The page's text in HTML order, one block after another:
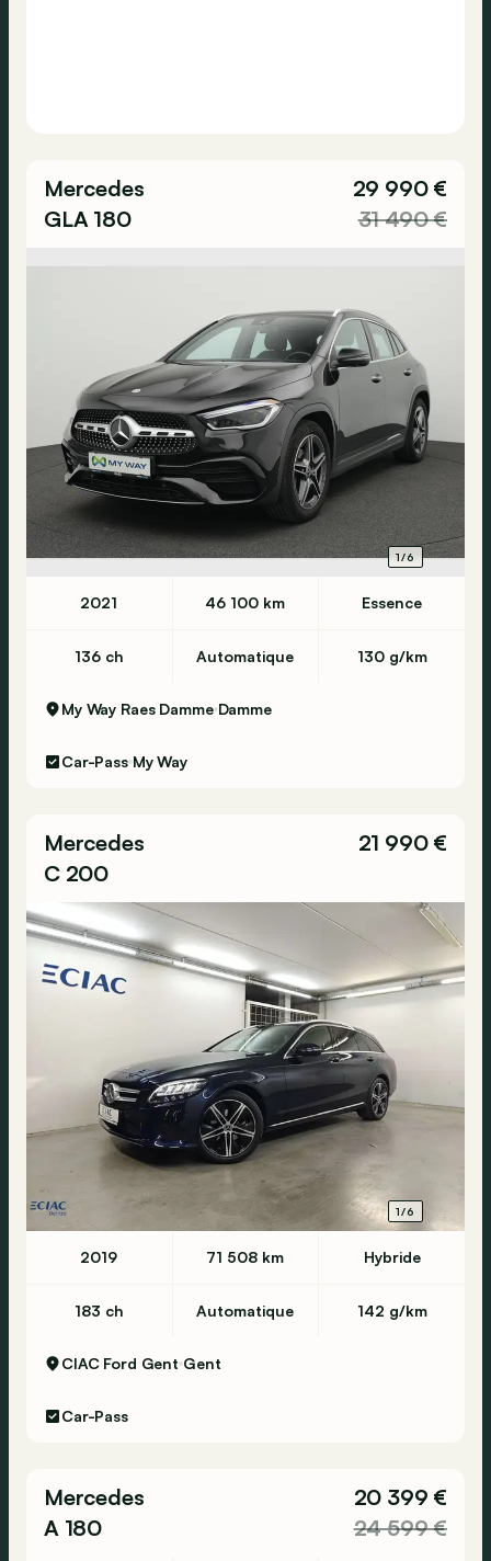
Mercedes
GLA 180
29 990 €
31 490 €
1/6
2021 46 100 km Essence
136 ch Automatique 130 g/km
My Way Raes Damme Damme
Car-Pass My Way
Mercedes
C 200
21 990 €
1/6
2019 71 508 km Hybride
183 ch Automatique 142 g/km
CIAC Ford Gent Gent
Car-Pass
Mercedes
A 180
20 399 €
24 599 €